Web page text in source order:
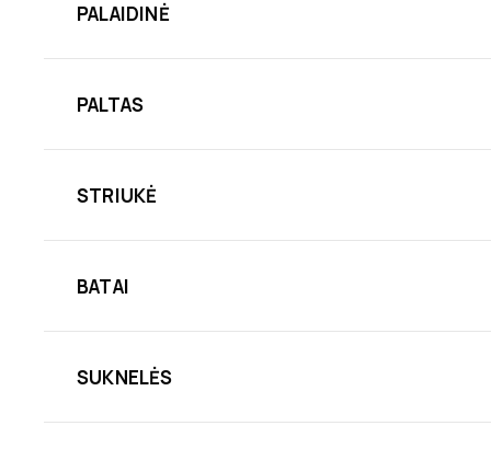
PALAIDINĖ
PALTAS
STRIUKĖ
BATAI
SUKNELĖS